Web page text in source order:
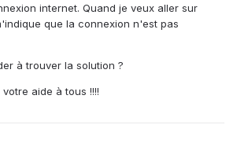
internet. Quand je veux aller sur
que la connexion n'est pas
à trouver la solution ?
aide à tous !!!!